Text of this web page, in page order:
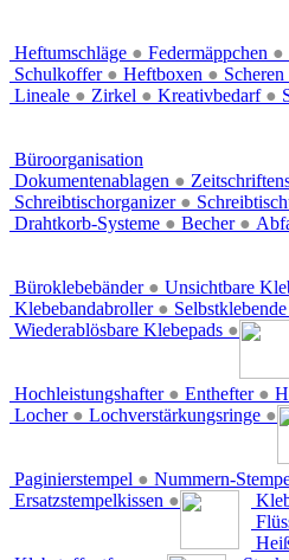
Heftumschläge ● Federmäppchen ●
Schulkoffer ● Heftboxen ● Scheren
Lineale ● Zirkel ● Kreativbedarf ●
Büroorganisation
Dokumentenablagen ●
Schreibtischorganizer ●
Drahtkorb-Systeme ● Becher ●
Büroklebebänder ● Unsichtbare
Klebebandabroller ●
Wiederablösbare Klebepads ●
Hochleistungshafter ● Enthefter ●
Locher ● Lochverstärkungsringe ●
Paginierstempel ● Nummern-
Ersatzstempelkissen ●